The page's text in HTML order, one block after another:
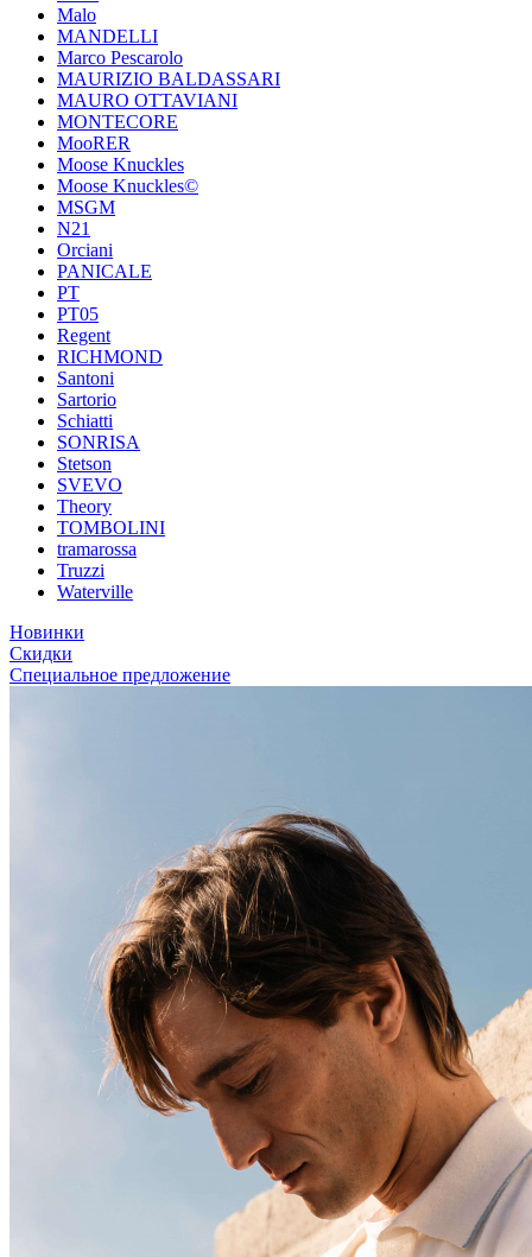
Malo
MANDELLI
Marco Pescarolo
MAURIZIO BALDASSARI
MAURO OTTAVIANI
MONTECORE
MooRER
Moose Knuckles
Moose Knuckles©️
MSGM
N21
Orciani
PANICALE
PT
PT05
Regent
RICHMOND
Santoni
Sartorio
Schiatti
SONRISA
Stetson
SVEVO
Theory
TOMBOLINI
tramarossa
Truzzi
Waterville
Новинки
Скидки
Специальное предложение